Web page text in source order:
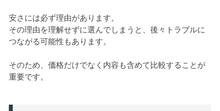
安さには必ず理由があります。
その理由を理解せずに選んでしまうと、後々トラブルに
つながる可能性もあります。
そのため、価格だけでなく内容も含めて比較することが
重要です。